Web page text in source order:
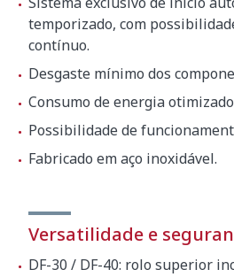
temporizado, com
contínuo.
Desgaste mínimo dos
Consumo de energia
Possibilidade de
Fabricado em aço inoxidável.
Versatilidade e
DF-30 / DF-40: rolo superior